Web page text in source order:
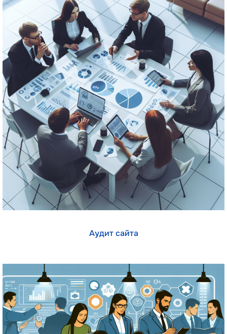
Аудит сайта